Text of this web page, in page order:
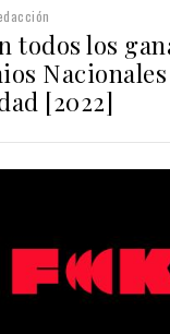
todos los
[2022]